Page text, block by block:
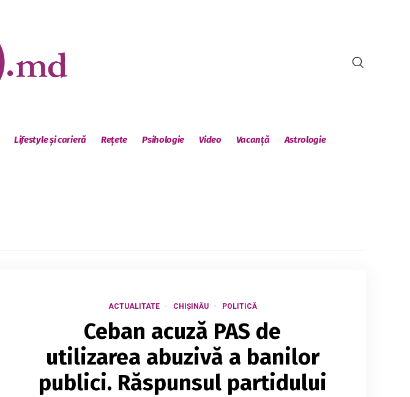
Lifestyle și carieră Rețete Psihologie Video Vacanță Astrologie
ACTUALITATE CHIȘINĂU POLITICĂ
Ceban acuză PAS de
utilizarea abuzivă a banilor
publici. Răspunsul partidului